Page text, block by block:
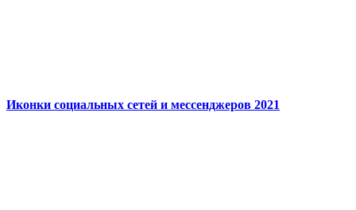
Иконки социальных сетей и мессенджеров 2021